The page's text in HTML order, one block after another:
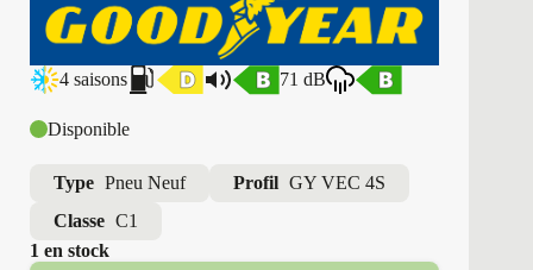
4 saisons 71 dB
Disponible
Type Pneu Neuf Profil GY VEC 4S
Classe C1
1 en stock